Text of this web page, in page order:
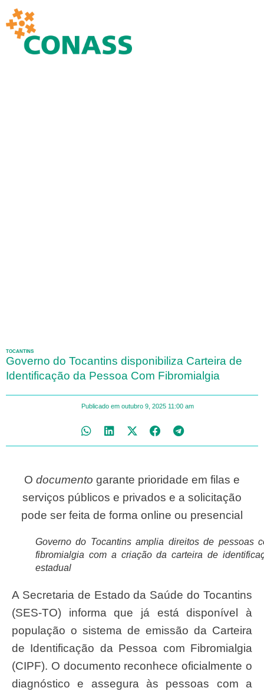
TOCANTINS
Governo do Tocantins disponibiliza Carteira de
Identificação da Pessoa Com Fibromialgia
Publicado em outubro 9, 2025 11:00 am
O documento garante prioridade em filas e
serviços públicos e privados e a solicitação
pode ser feita de forma online ou presencial
Governo do Tocantins amplia direitos de pessoas
fibromialgia com a criação da carteira de
estadual
A Secretaria de Estado da Saúde do Tocantins
(SES-TO) informa que já está disponível à
população o sistema de emissão da Carteira
de Identificação da Pessoa com Fibromialgia
(CIPF). O documento reconhece oficialmente o
diagnóstico e assegura às pessoas com a